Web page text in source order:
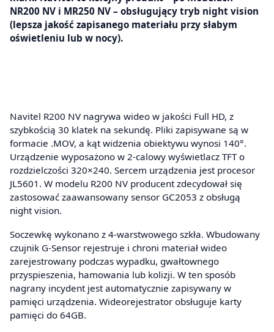
NR200 NV i MR250 NV – obsługujący tryb night vision
(lepsza jakość zapisanego materiału przy słabym
oświetleniu lub w nocy).
Navitel R200 NV nagrywa wideo w jakości Full HD, z
szybkością 30 klatek na sekundę. Pliki zapisywane są w
formacie .MOV, a kąt widzenia obiektywu wynosi 140°.
Urządzenie wyposażono w 2-calowy wyświetlacz TFT o
rozdzielczości 320×240. Sercem urządzenia jest procesor
JL5601. W modelu R200 NV producent zdecydował się
zastosować zaawansowany sensor GC2053 z obsługą
night vision.
Soczewkę wykonano z 4-warstwowego szkła. Wbudowany
czujnik G-Sensor rejestruje i chroni materiał wideo
zarejestrowany podczas wypadku, gwałtownego
przyspieszenia, hamowania lub kolizji. W ten sposób
nagrany incydent jest automatycznie zapisywany w
pamięci urządzenia. Wideorejestrator obsługuje karty
pamięci do 64GB.